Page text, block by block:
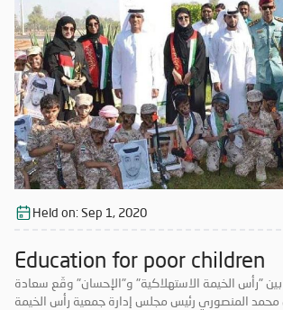
Held on:Sep 1, 2020
Education for poor children
بين "رأس الخيمة الاستهلاكية" و"الإحسان" وقّع سعادة
محمد المنصوري رئيس مجلس إدارة جمعية رأس الخيمة